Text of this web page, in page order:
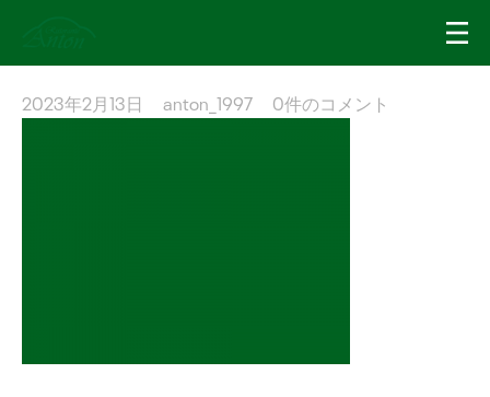
2023年2月13日 anton_1997 0件のコメント